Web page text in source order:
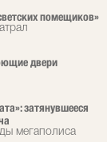
помещиков»
двери
затянувшееся
мегаполиса